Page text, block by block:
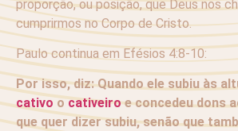
proporção, ou posição, que Deus nos
cumprirmos no Corpo de Cristo.
Paulo continua em Efésios 4:8-10:
Por isso, diz: Quando ele subiu às
cativo ocativeiroe concedeu dons
que quer dizer subiu, senão que